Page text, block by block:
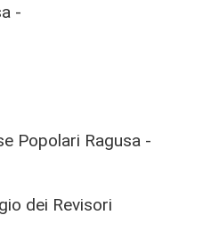
-
Popolari Ragusa -
dei Revisori